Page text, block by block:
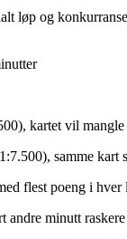
løp og
kartet vil mangle
samme kart
flest poeng i hver
minutt raskere